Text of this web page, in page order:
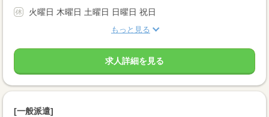
火曜日 木曜日 土曜日 日曜日 祝日
もっと見る
求人詳細を見る
[一般派遣]